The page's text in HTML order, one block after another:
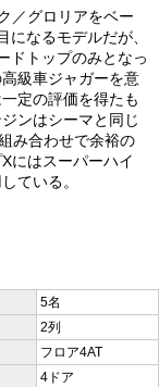
／グロリアをベー
なるモデルだが、
ドトップのみとなっ
級車ジャガーを意
定の評価を得たも
ンはシーマと同じ
み合わせで余裕の
にはスーパーハイ
ている。
5名
2列
フロア4AT
4ドア